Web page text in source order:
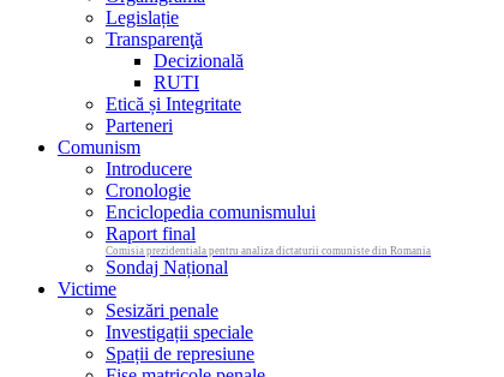
Legislație
Transparenţă
Decizională
RUTI
Etică și Integritate
Parteneri
Comunism
Introducere
Cronologie
Enciclopedia comunismului
Raport final
Comisia prezidentiala pentru analiza dictaturii comuniste din Romania
Sondaj Național
Victime
Sesizări penale
Investigații speciale
Spații de represiune